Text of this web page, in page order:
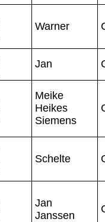
Warner
Jan
Meike
Heikes
Siemens
Schelte
Jan
Janssen